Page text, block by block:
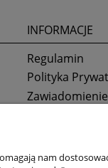
INFORMACJE
Regulamin
Polityka
Zawiadomienie
nam